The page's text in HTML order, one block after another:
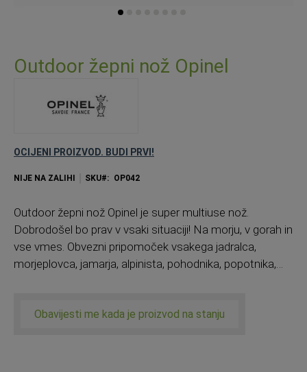
to
the
gallery
Outdoor žepni nož Opinel
OCIJENI PROIZVOD. BUDI PRVI!
NIJE NA ZALIHI SKU OP042
Outdoor žepni nož Opinel je super multiuse nož.
Dobrodošel bo prav v vsaki situaciji! Na morju, v gorah in
vse vmes. Obvezni pripomoček vsakega jadralca,
morjeplovca, jamarja, alpinista, pohodnika, popotnika,…
Obavijesti me kada je proizvod na stanju